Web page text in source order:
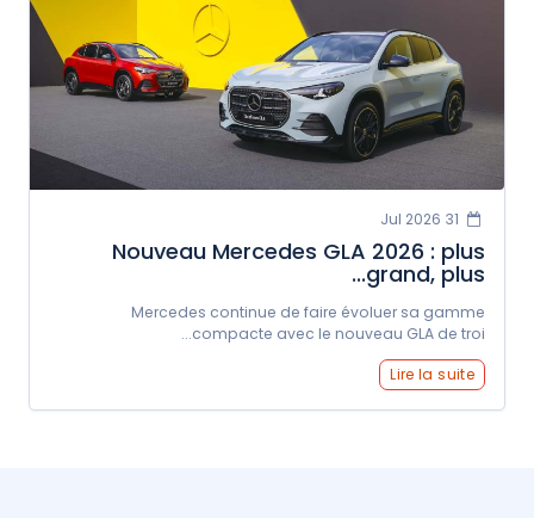
Nouveau Mercedes GLA 2026 : plus
grand, plus...
Mercedes continue de faire évoluer sa gamme
compacte avec le nouveau GLA de troi...
Lire la suite